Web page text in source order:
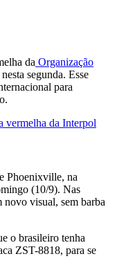
da Organização
nesta segunda. Esse
para
vermelha da Interpol
Phoenixville, na
(10/9). Nas
novo visual, sem barba
o brasileiro tenha
ZST-8818, para se